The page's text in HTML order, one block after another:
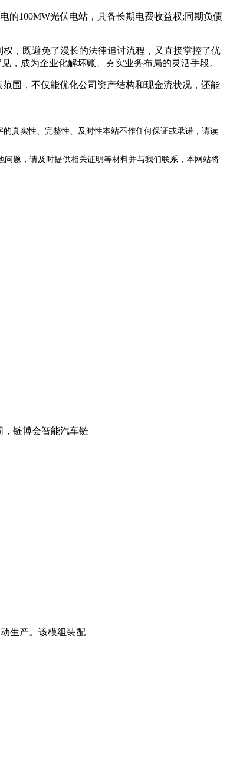
100MW光伏电站，具备长期电费收益权;同期负债
，既避免了漫长的法律追讨流程，又直接掌控了优
，成为企业化解坏账、夯实业务布局的灵活手段。
围，不仅能优化公司资产结构和现金流状况，还能
真实性、完整性、及时性本站不作任何保证或承诺，请读
题，请及时提供相关证明等材料并与我们联系，本网站将
，链博会智能汽车链
生产。该模组装配